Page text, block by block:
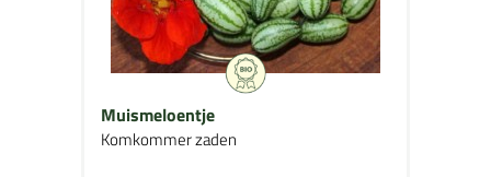
Muismeloentje
Komkommer zaden